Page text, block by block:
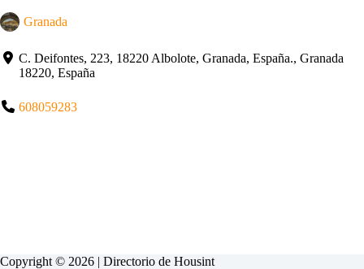
Granada
C. Deifontes, 223, 18220 Albolote, Granada, España., Granada
18220, España
608059283
Copyright © 2026 | Directorio de Housint